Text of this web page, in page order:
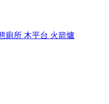
廁所 木平台 火箭爐